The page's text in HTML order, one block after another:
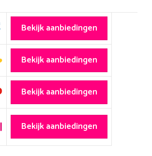
Bekijk aanbiedingen
Bekijk aanbiedingen
Bekijk aanbiedingen
Bekijk aanbiedingen